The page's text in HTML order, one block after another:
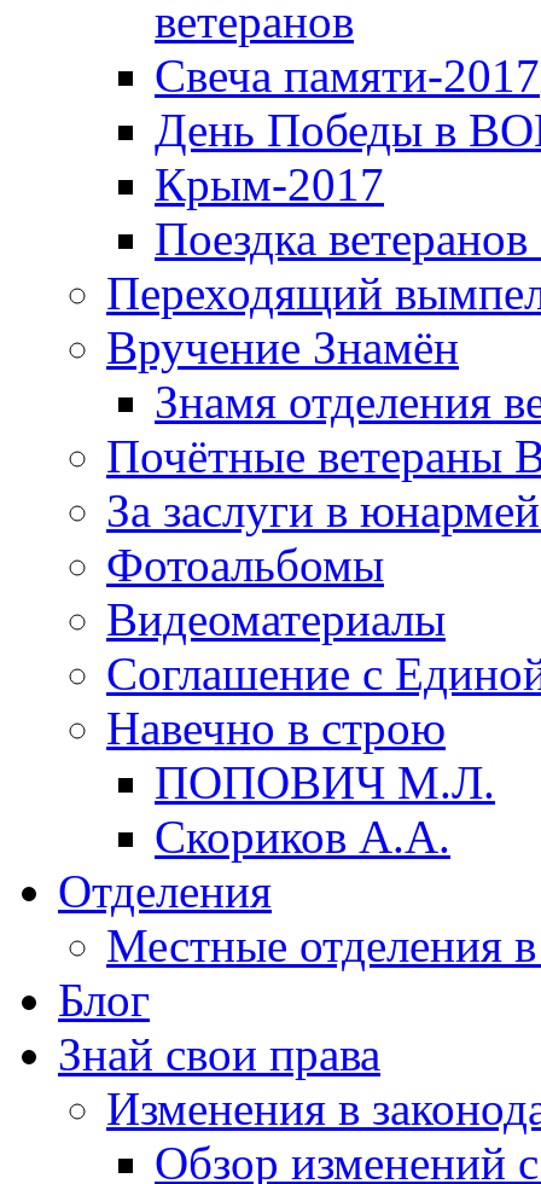
ветеранов
Свеча памяти-2017
День Победы в
Крым-2017
Поездка
Переходящий
Вручение Знамён
Знамя отделения
Почётные ветераны
За заслуги в
Фотоальбомы
Видеоматериалы
Соглашение с
Навечно в строю
ПОПОВИЧ М.Л.
Скориков А.А.
Отделения
Местные отделения
Блог
Знай свои права
Изменения в
Обзор изменений